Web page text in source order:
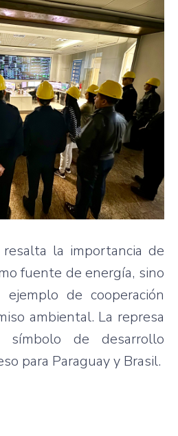
la importancia de
fuente de energía, sino
de cooperación
ambiental. La represa
de desarrollo
para Paraguay y Brasil.